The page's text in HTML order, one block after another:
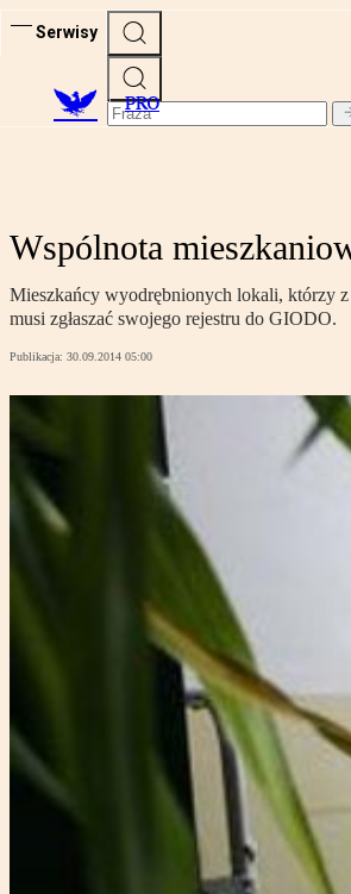
Serwisy
PRO
Wspólnota
Mieszkańcy wyodrębnionych lokali, którzy z
musi zgłaszać swojego rejestru do GIODO.
Publikacja: 30.09.2014 05:00